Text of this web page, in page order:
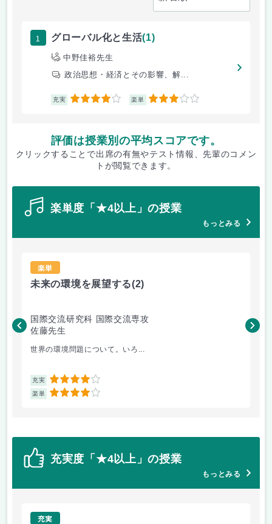
1 グローバル化と生活(1)
中野佳裕先生
政治思想・経済とその影響、解...
充実 4 楽単 3
評価は授業別の平均スコアです。
クリックすることで出席の有無やテスト情報、先輩のコメン
トが閲覧できます。
楽単度「★4以上」の授業
もっとみる
楽単
未来の環境を展望する(2)
国際交流研究科 国際交流専攻
佐藤先生
世界の環境問題について。いろ...
充実 4
楽単 4
矢
充実度「★4以上」の授業
もっとみる
充実